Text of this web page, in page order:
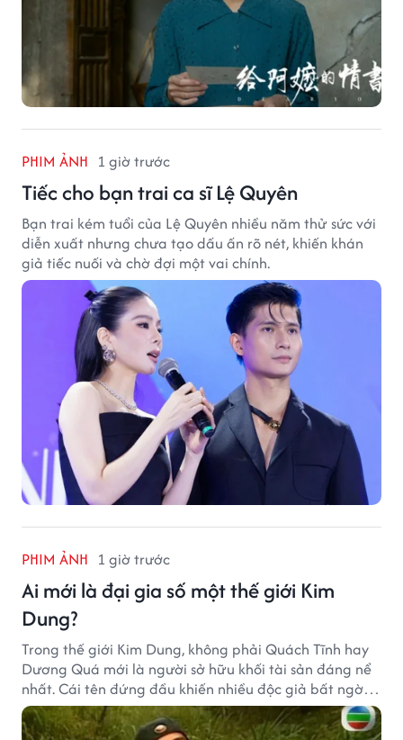
PHIM ẢNH 1 giờ trước
Tiếc cho bạn trai ca sĩ Lệ Quyên
Bạn trai kém tuổi của Lệ Quyên nhiều năm thử sức với
diễn xuất nhưng chưa tạo dấu ấn rõ nét, khiến khán
giả tiếc nuối và chờ đợi một vai chính.
PHIM ẢNH 1 giờ trước
Ai mới là đại gia số một thế giới Kim
Dung?
Trong thế giới Kim Dung, không phải Quách Tĩnh hay
Dương Quá mới là người sở hữu khối tài sản đáng nể
nhất. Cái tên đứng đầu khiến nhiều độc giả bất ngờ
bởi xuất thân của nhân vật này hoàn toàn không
giống một đại hiệp.